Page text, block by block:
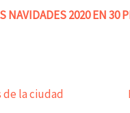
NAVIDADES 2020 EN 30
de la ciudad